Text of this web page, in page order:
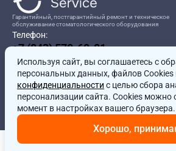
Гарантийный, постгарантийный ремонт и техническое
обслуживание стоматологического оборудования
Телефон:
+7 (843) 570-60-81
Режим работы:8:00-17:00
Адрес:
г.Казань, ул.Проспект Победы,
Почта:
service@rocadamed.ru
Другие проекты
Используя сайт, вы соглашаетесь с
персональных данных, файлов Cookies
конфиденциальности с целью сбора
персонализации сайта. Cookies
момент в настройках вашего браузера.
Хорошо,